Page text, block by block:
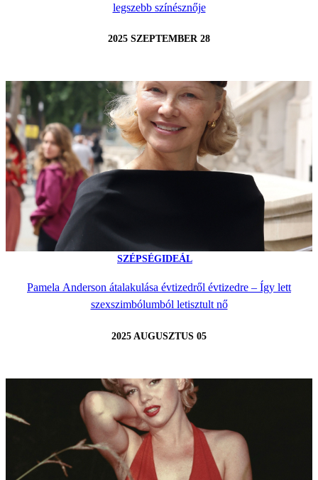
legszebb színésznője
2025 SZEPTEMBER 28
SZÉPSÉGIDEÁL
Pamela Anderson átalakulása évtizedről évtizedre – Így lett
szexszimbólumból letisztult nő
2025 AUGUSZTUS 05